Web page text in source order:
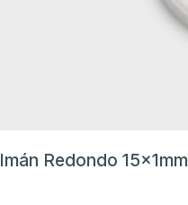
Imán Redondo 15x1mm